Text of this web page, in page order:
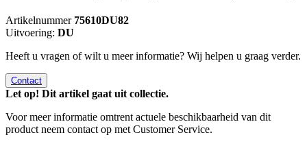
Artikelnummer 75610DU82
Uitvoering: DU
Heeft u vragen of wilt u meer informatie? Wij helpen u graag verder.
Contact
Let op! Dit artikel gaat uit collectie.
Voor meer informatie omtrent actuele beschikbaarheid van dit
product neem contact op met Customer Service.